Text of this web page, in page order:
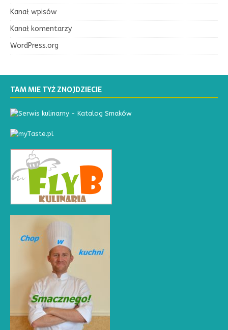
Kanał wpisów
Kanał komentarzy
WordPress.org
TAM MIE TYŻ ZNOJDZIECIE